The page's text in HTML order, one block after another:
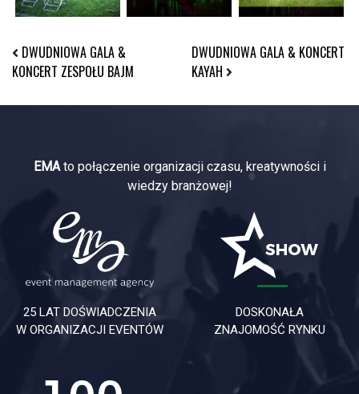
DWUDNIOWA GALA &
KONCERT ZESPOŁU BAJM
DWUDNIOWA GALA & KONCERT
KAYAH
EMAto połączenie organizacji czasu, kreatywności i
wiedzy branżowej!
25 LAT DOŚWIADCZENIA
W ORGANIZACJI EVENTÓW
DOSKONAŁA
ZNAJOMOŚĆ RYNKU